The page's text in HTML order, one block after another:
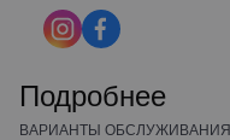
Подробнее
ВАРИАНТЫ ОБСЛУЖИВАНИЯ